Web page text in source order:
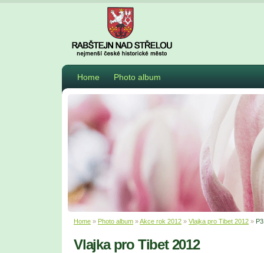
Home Photo album
Home » Photo album »Akce rok 2012 » Vlajka pro Tibet 2012 »
Vlajka pro Tibet 2012